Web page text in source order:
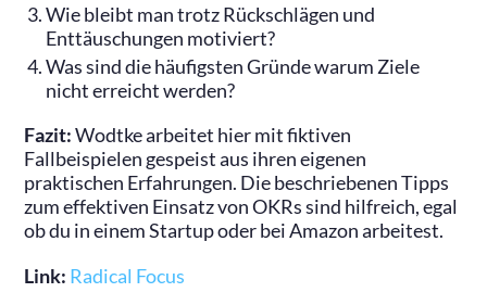
Wie bleibt man trotz Rückschlägen und
Enttäuschungen motiviert?
Was sind die häufigsten Gründe warum Ziele
nicht erreicht werden?
Fazit:Wodtke arbeitet hier mit fiktiven
Fallbeispielen gespeist aus ihren eigenen
praktischen Erfahrungen. Die beschriebenen Tipps
zum effektiven Einsatz von OKRs sind hilfreich, egal
ob du in einem Startup oder bei Amazon arbeitest.
Link: Radical Focus